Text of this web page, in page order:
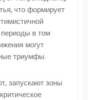
что формирует
в том
могут
триумфы.
запускают зоны